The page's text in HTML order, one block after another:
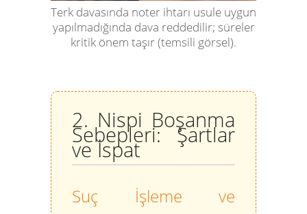
Terk davasında noter ihtarı usule uygun
yapılmadığında dava reddedilir; süreler
kritik önem taşır (temsili görsel).
2. Nispi Boşanma
Sebepleri: Şartlar
ve İspat
Suç İşleme ve